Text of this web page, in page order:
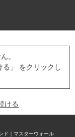
。
」 をクリックし
ける
ド｜マスターウォール